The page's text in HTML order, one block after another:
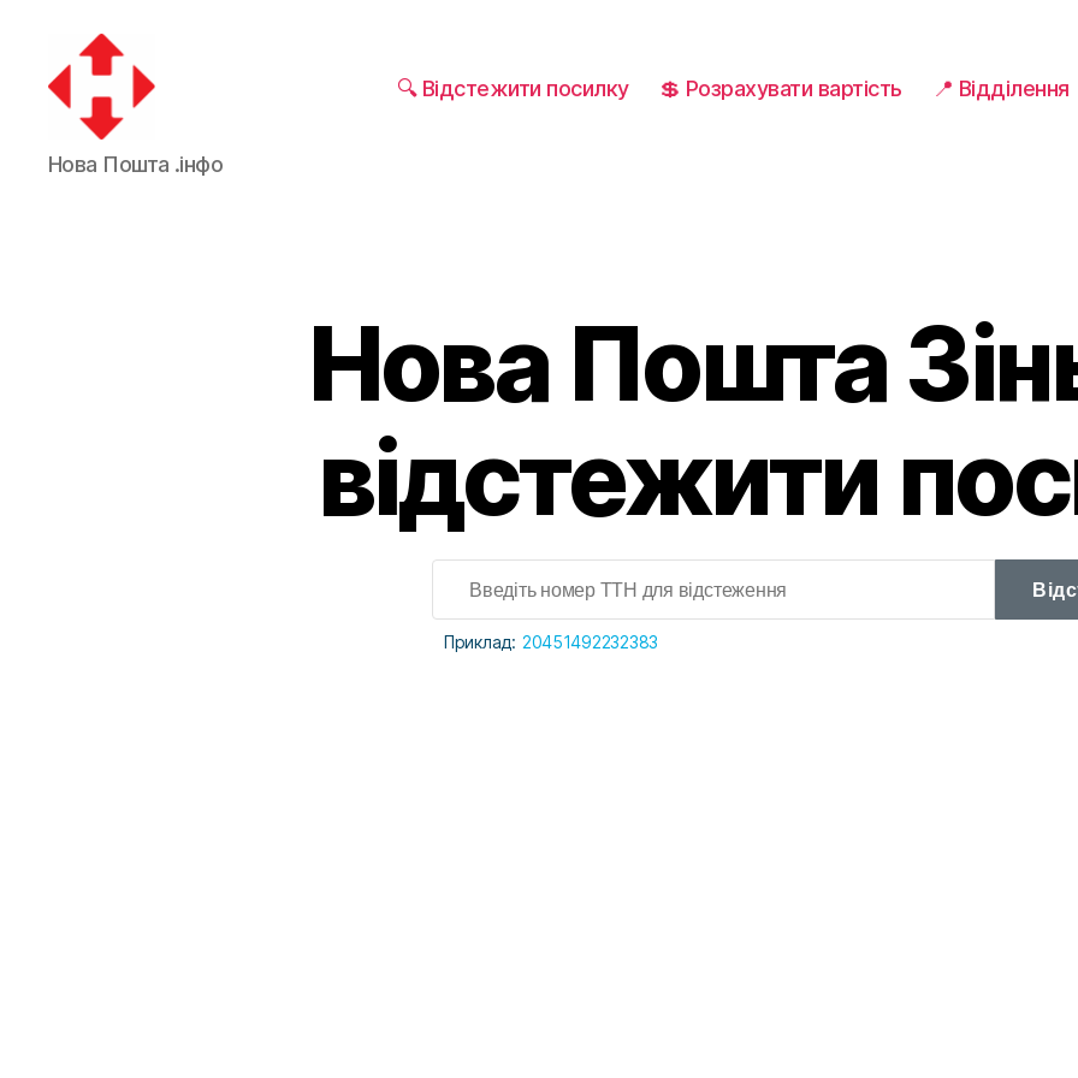
Нова Пошта .інфо
🔍 Відстежити посилку 💲 Розрахувати вартість 📍 Відділення
Нова Пошта
відстежити
Приклад: 20451492232383